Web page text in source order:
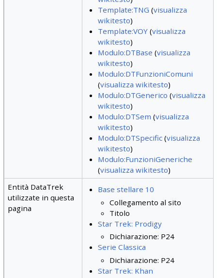
Template:TNG (visualizza
wikitesto)
Template:VOY(visualizza
wikitesto)
Modulo:DTBase (visualizza
wikitesto)
Modulo:DTFunzioniComuni
(visualizza wikitesto)
Modulo:DTGenerico (visualizza
wikitesto)
Modulo:DTSem (visualizza
wikitesto)
Modulo:DTSpecific(visualizza
wikitesto)
Modulo:FunzioniGeneriche
(visualizza wikitesto)
Entità DataTrek
utilizzate in questa
pagina
Base stellare 10
Collegamento al sito
Titolo
Star Trek: Prodigy
Dichiarazione: P24
Serie Classica
Dichiarazione: P24
Star Trek: Khan